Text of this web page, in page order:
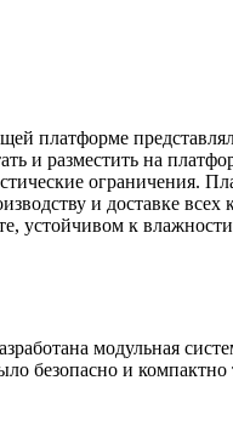
платформе
и разместить на
ограничения.
и доставке
устойчивом к
модульная
безопасно и компактно